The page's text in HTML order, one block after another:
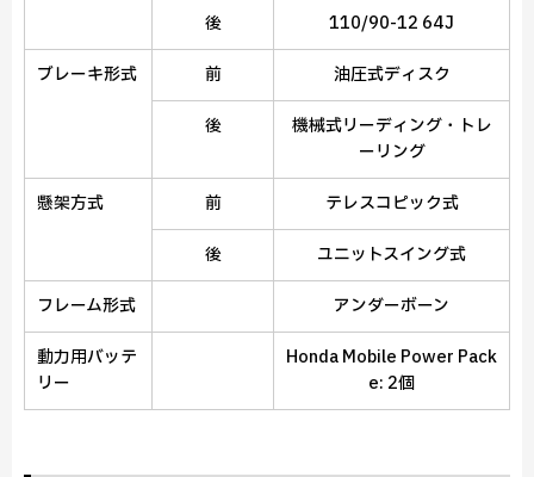
後 110/90-12 64J
ブレーキ形式 前 油圧式ディスク
後
機械式リーディング・トレ
ーリング
懸架方式 前 テレスコピック式
後 ユニットスイング式
フレーム形式 アンダーボーン
動力用バッテ
リー
Honda Mobile Power Pack
e: 2個